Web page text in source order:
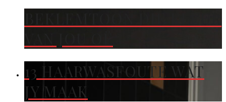
13 HAARWASFOUTE WAT
JY MAAK